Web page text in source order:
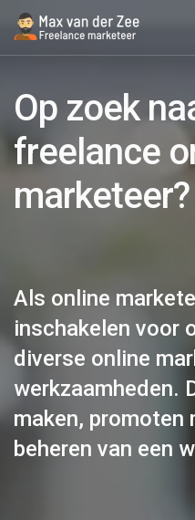
Op zoek
freelance
marketeer?
Als online
inschakelen voor
diverse online
werkzaamheden.
maken, promoten
beheren van een